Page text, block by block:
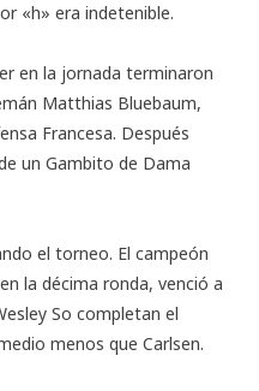
«h» era indetenible.
en la jornada terminaron
Matthias Bluebaum,
Francesa. Después
un Gambito de Dama
el torneo. El campeón
la décima ronda, venció a
So completan el
menos que Carlsen.